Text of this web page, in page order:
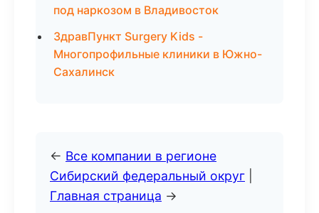
под наркозом в Владивосток
ЗдравПункт Surgery Kids -
Многопрофильные клиники в Южно-
Сахалинск
← Все компании в регионе
Сибирский федеральный округ
Главная страница →